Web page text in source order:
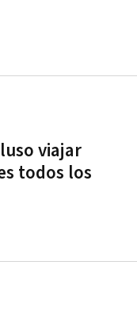
viajar
todos los